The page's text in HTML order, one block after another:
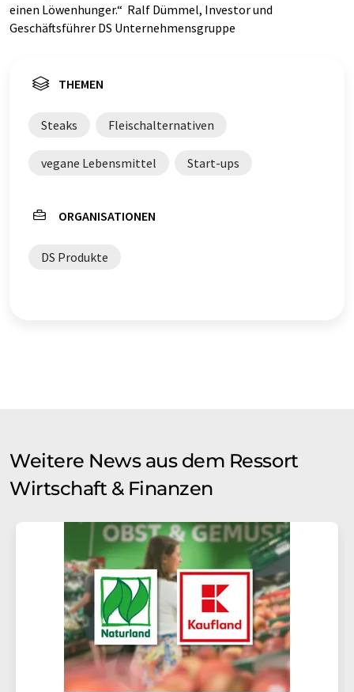
einen Löwenhunger.“ Ralf Dümmel, Investor und
Geschäftsführer DS Unternehmensgruppe
THEMEN
Steaks Fleischalternativen
vegane Lebensmittel Start-ups
ORGANISATIONEN
DS Produkte
Weitere News aus dem Ressort
Wirtschaft & Finanzen